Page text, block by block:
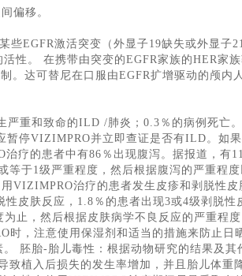
偏移。
EGFR激活突变（外显子19缺失或外显子
性。 在携带由突变的EGFR家族的HER家
。达可替尼在口服由EGFR扩增驱动的颅内
重和致命的ILD /肺炎；0.3％的病例死亡
停VIZIMPRO并立即查证是否有ILD。如
疗的患者中有86％出现腹泻。据报道，有
于1级严重程度，然后根据腹泻的严重程
VIZIMPRO治疗的患者发生皮疹和剥脱性
皮肤反应，1.8％的患者出现3或4级剥脱
止，然后根据皮肤病学不良反应的严重程
，注意使用保湿剂和适当的措施来防止日
胚胎-胎儿毒性：根据动物研究的结果及
植入后损失的发生率增加，并且胎儿体重